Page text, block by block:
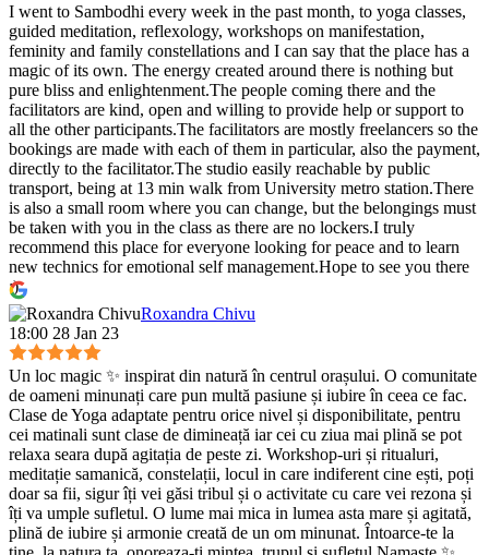
I went to Sambodhi every week in the past month, to yoga classes,
guided meditation, reflexology, workshops on manifestation,
feminity and family constellations and I can say that the place has a
magic of its own. The energy created around there is nothing but
pure bliss and enlightenment.The people coming there and the
facilitators are kind, open and willing to provide help or support to
all the other participants.The facilitators are mostly freelancers so the
bookings are made with each of them in particular, also the payment,
directly to the facilitator.The studio easily reachable by public
transport, being at 13 min walk from University metro station.There
is also a small room where you can change, but the belongings must
be taken with you in the class as there are no lockers.I truly
recommend this place for everyone looking for peace and to learn
new technics for emotional self management.Hope to see you there
:)
Roxandra Chivu
18:00 28 Jan 23
Un loc magic ✨ inspirat din natură în centrul orașului. O comunitate
de oameni minunați care pun multă pasiune și iubire în ceea ce fac.
Clase de Yoga adaptate pentru orice nivel și disponibilitate, pentru
cei matinali sunt clase de dimineață iar cei cu ziua mai plină se pot
relaxa seara după agitația de peste zi. Workshop-uri și ritualuri,
meditație samanică, constelații, locul in care indiferent cine ești, poți
doar sa fii, sigur îți vei găsi tribul și o activitate cu care vei rezona și
îți va umple sufletul. O lume mai mica in lumea asta mare și agitată,
plină de iubire și armonie creată de un om minunat. Întoarce-te la